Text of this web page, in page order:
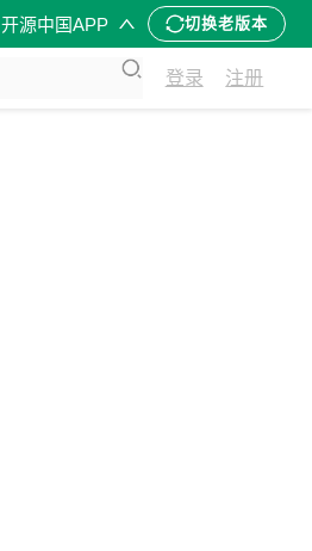
开源中国APP 切换老版本
登录 注册